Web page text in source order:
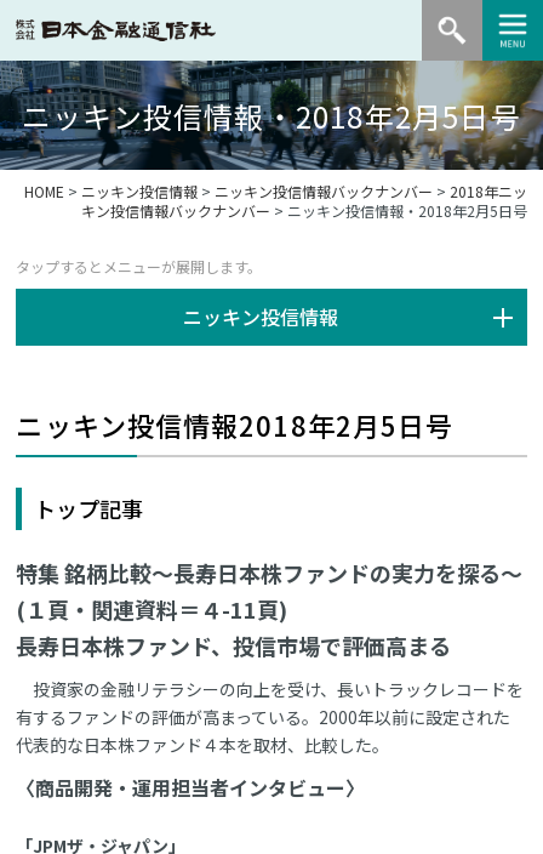
ニッキン投信情報・2018年2月5日号
HOME > ニッキン投信情報> ニッキン投信情報バックナンバー > 2018年ニッ
キン投信情報バックナンバー > ニッキン投信情報・2018年2月5日号
ニッキン投信情報
ニッキン投信情報2018年2月5日号
トップ記事
特集 銘柄比較～長寿日本株ファンドの実力を探る～
(１頁・関連資料＝４-11頁)
長寿日本株ファンド、投信市場で評価高まる
投資家の金融リテラシーの向上を受け、長いトラックレコードを
有するファンドの評価が高まっている。2000年以前に設定された
代表的な日本株ファンド４本を取材、比較した。
〈商品開発・運用担当者インタビュー〉
「JPMザ・ジャパン」